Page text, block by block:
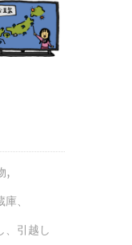
,
庫、
、 引越し